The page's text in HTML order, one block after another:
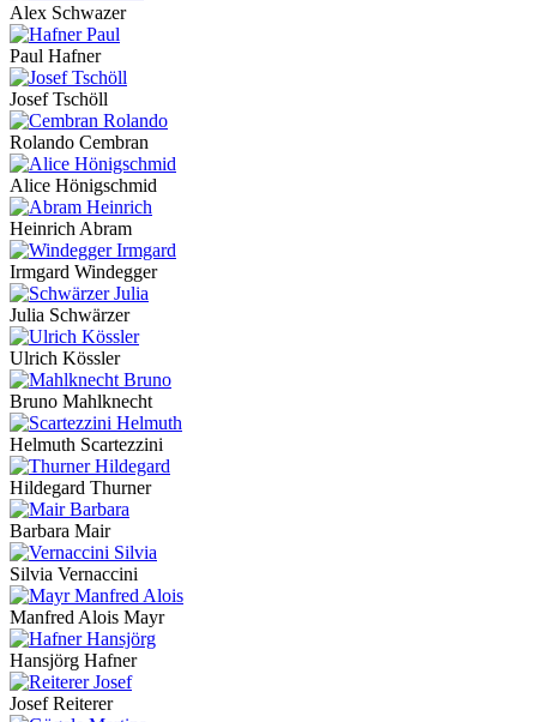
Alex Schwazer
Paul Hafner
Josef Tschöll
Rolando Cembran
Alice Hönigschmid
Heinrich Abram
Irmgard Windegger
Julia Schwärzer
Ulrich Kössler
Bruno Mahlknecht
Helmuth Scartezzini
Hildegard Thurner
Barbara Mair
Silvia Vernaccini
Manfred Alois Mayr
Hansjörg Hafner
Josef Reiterer